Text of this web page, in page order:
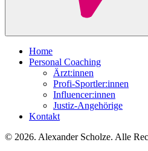
Home
Personal Coaching
Ärzt:innen
Profi-Sportler:innen
Influencer:innen
Justiz-Angehörige
Kontakt
© 2026. Alexander Scholze. Alle